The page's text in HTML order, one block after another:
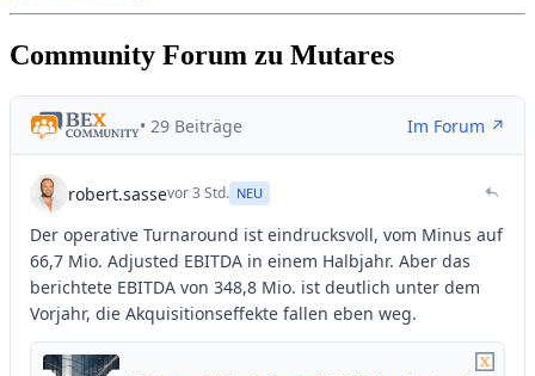
Community Forum zu Mutares